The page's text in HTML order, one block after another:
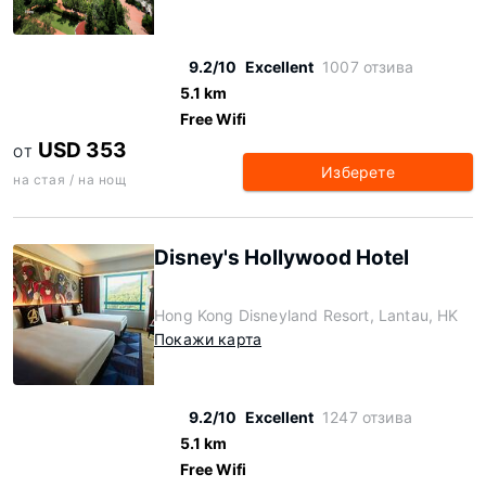
9.2/10 Excellent 1007 отзива
5.1 km
Free Wifi
ОТ USD 353
на стая / на нощ Изберете
Disney's Hollywood Hotel
Hong Kong Disneyland Resort, Lantau, HK
Покажи карта
9.2/10 Excellent 1247 отзива
5.1 km
Free Wifi